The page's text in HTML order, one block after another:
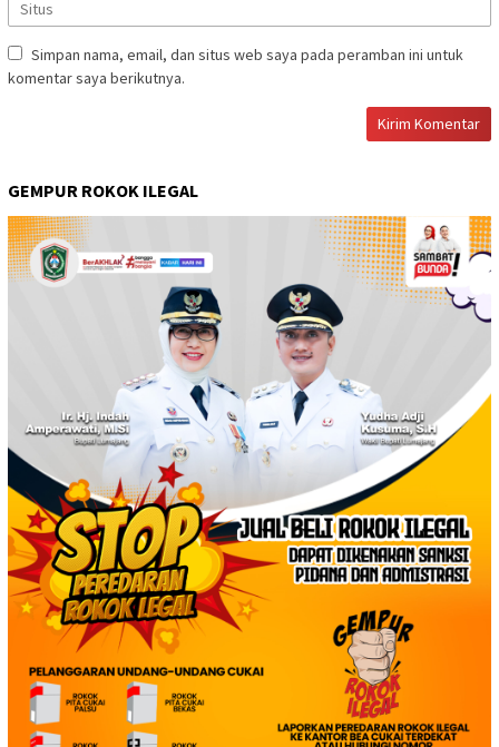
Simpan nama, email, dan situs web saya pada peramban ini untuk
komentar saya berikutnya.
GEMPUR ROKOK ILEGAL